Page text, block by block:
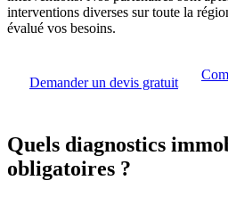
interventions diverses sur toute la
évalué vos besoins.
Demander un devis gratuit
Quels diagnostics
obligatoires ?